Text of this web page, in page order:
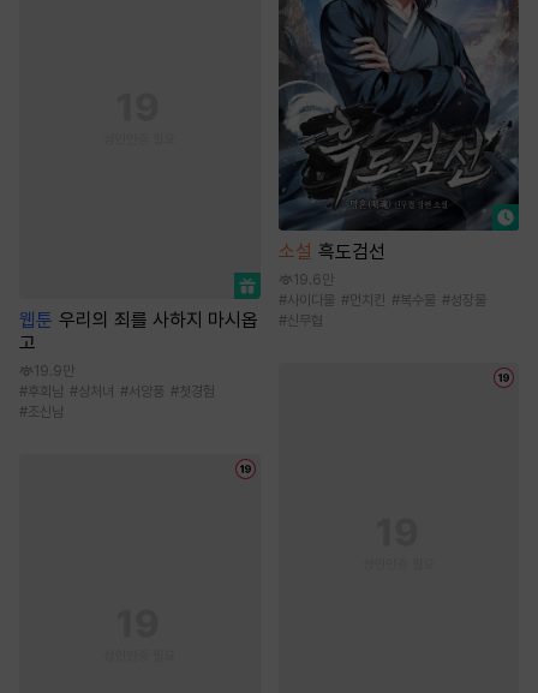
웹툰 우리의 죄를 사하지 마시옵
고
19.9만
#후회남 #상처녀 #서양풍 #첫경험
#조신남
소설 흑도검선
19.6만
#사이다물 #먼치킨 #복수물 #성장물
#신무협